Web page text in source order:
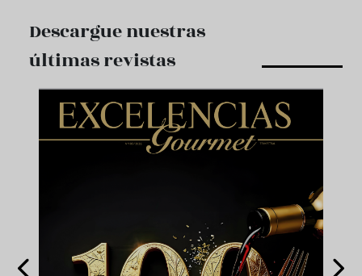
Descargue nuestras
últimas revistas